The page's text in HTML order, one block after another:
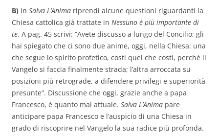
B) In Salva L’Anima riprendi alcune questioni riguardanti la
Chiesa cattolica già trattate in Nessuno è più importante di
te. A pag. 45 scrivi: “Avete discusso a lungo del Concilio; gli
hai spiegato che ci sono due anime, oggi, nella Chiesa: una
che segue lo spirito profetico, costi quel che costi, perché il
Vangelo si faccia finalmente strada; l’altra arroccata su
posizioni più retrograde, a difendere privilegi e superiorità
presunte”. Discussione che oggi, grazie anche a papa
Francesco, è quanto mai attuale. Salva L’Anima pare
anticipare papa Francesco e l’auspicio di una Chiesa in
grado di riscoprire nel Vangelo la sua radice più profonda.